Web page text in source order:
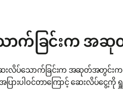
ာက်ခြင်းက အ
ပ်သောက်ခြင်းက အဆုတ်အတွင်းက
အပြားပါဝင်တာကြောင့် ဆေးလိပ်